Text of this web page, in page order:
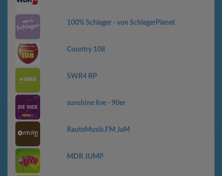
100% Schlager - von SchlagerPlanet
Country 108
SWR4 RP
sunshine live - 90er
RauteMusik.FM JaM
MDR JUMP